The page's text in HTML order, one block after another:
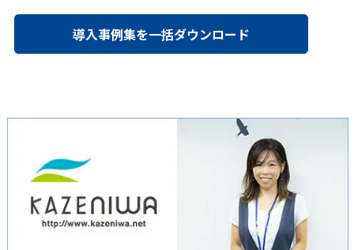
導入事例集を一括ダウンロード